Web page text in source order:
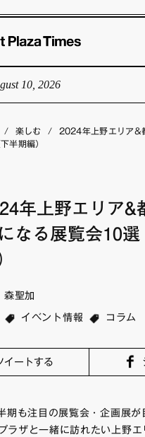
10, 2026
報
スト
のお知らせ
/ 楽しむ /
2024年上野エリア&
半期編）
年上野エリア&
なる展覧会10選
森聖加
イベント情報 コラム
イートする
も注目の展覧会・企画展が
ラザと一緒に訪れたい上野